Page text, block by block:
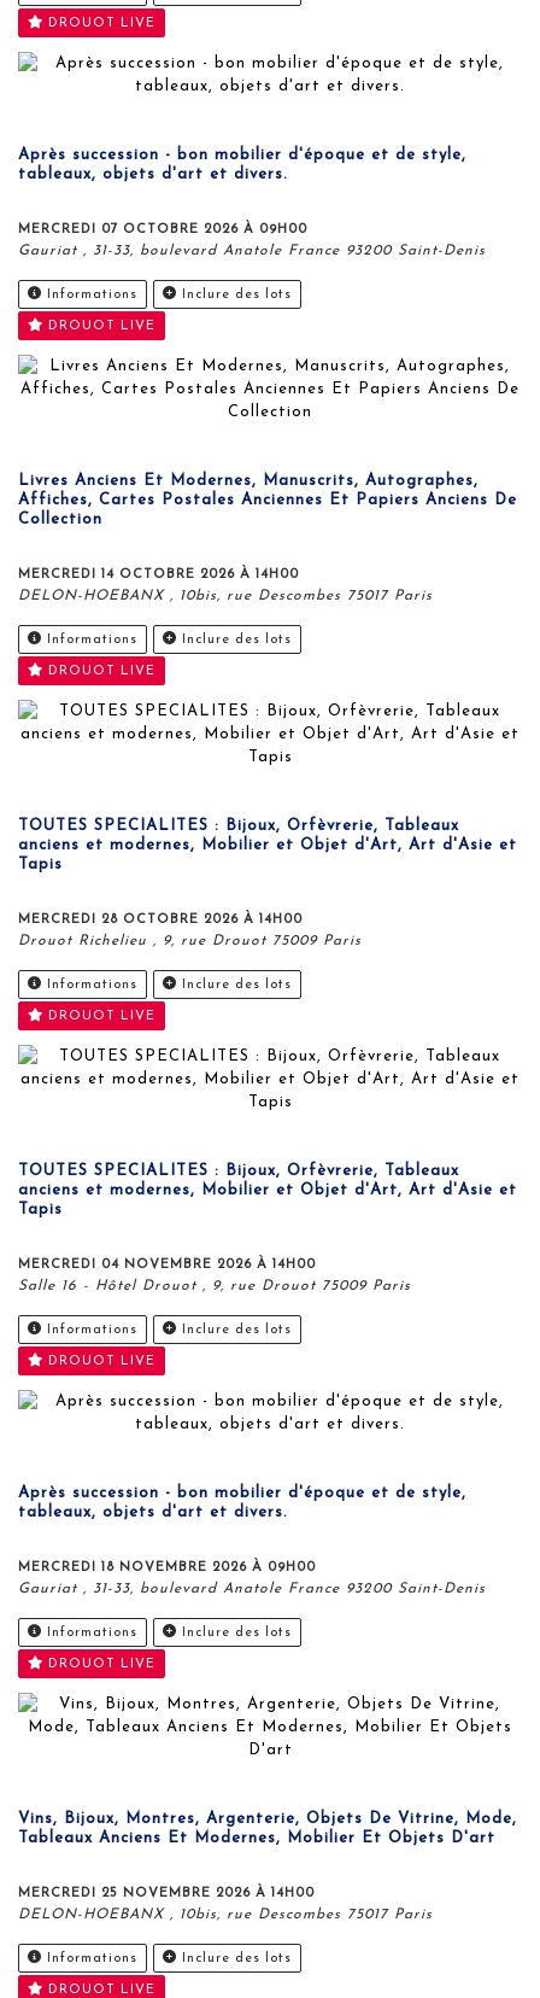
DROUOT LIVE
Après succession - bon mobilier d'époque et de style,
tableaux, objets d'art et divers.
MERCREDI 07 OCTOBRE 2026 À 09H00
Gauriat , 31-33, boulevard Anatole France 93200 Saint-Denis
Informations Inclure des lots
DROUOT LIVE
Livres Anciens Et Modernes, Manuscrits, Autographes,
Affiches, Cartes Postales Anciennes Et Papiers Anciens De
Collection
MERCREDI 14 OCTOBRE 2026 À 14H00
DELON-HOEBANX , 10bis, rue Descombes 75017 Paris
Informations Inclure des lots
DROUOT LIVE
TOUTES SPECIALITES : Bijoux, Orfèvrerie, Tableaux
anciens et modernes, Mobilier et Objet d'Art, Art d'Asie et
Tapis
MERCREDI 28 OCTOBRE 2026 À 14H00
Drouot Richelieu , 9, rue Drouot 75009 Paris
Informations Inclure des lots
DROUOT LIVE
TOUTES SPECIALITES : Bijoux, Orfèvrerie, Tableaux
anciens et modernes, Mobilier et Objet d'Art, Art d'Asie et
Tapis
MERCREDI 04 NOVEMBRE 2026 À 14H00
Salle 16 - Hôtel Drouot , 9, rue Drouot 75009 Paris
Informations Inclure des lots
DROUOT LIVE
Après succession - bon mobilier d'époque et de style,
tableaux, objets d'art et divers.
MERCREDI 18 NOVEMBRE 2026 À 09H00
Gauriat , 31-33, boulevard Anatole France 93200 Saint-Denis
Informations Inclure des lots
DROUOT LIVE
Vins, Bijoux, Montres, Argenterie, Objets De Vitrine, Mode,
Tableaux Anciens Et Modernes, Mobilier Et Objets D'art
MERCREDI 25 NOVEMBRE 2026 À 14H00
DELON-HOEBANX , 10bis, rue Descombes 75017 Paris
Informations Inclure des lots
DROUOT LIVE